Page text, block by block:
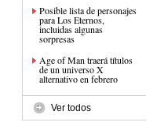
Posible lista de personajes
para Los Eternos,
incluidas algunas
sorpresas
Age of Man traerá títulos
de un universo X
alternativo en febrero
Ver todos